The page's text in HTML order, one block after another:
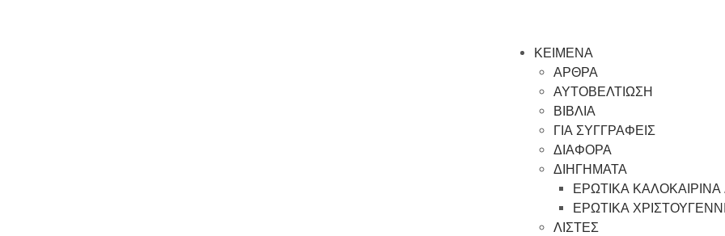
ΚΕΙΜΕΝΑ
ΑΡΘΡΑ
ΑΥΤΟΒΕΛΤΙΩΣΗ
ΒΙΒΛΙΑ
ΓΙΑ ΣΥΓΓΡΑΦΕΙΣ
ΔΙΑΦΟΡΑ
ΔΙΗΓΗΜΑΤΑ
ΕΡΩΤΙΚΑ
ΕΡΩΤΙΚΑ
ΛΙΣΤΕΣ